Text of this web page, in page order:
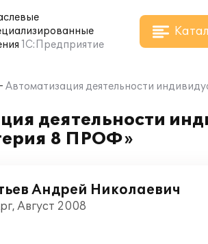
1С:Предприятие
Автоматизация деятельности
деятельности
8 ПРОФ»
Андрей Николаевич
Август 2008